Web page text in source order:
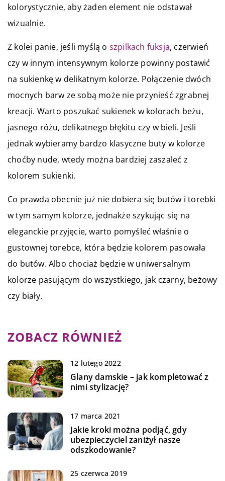
kolorystycznie, aby żaden element nie odstawał
wizualnie.
Z kolei panie, jeśli myślą o szpilkach fuksja, czerwień
czy w innym intensywnym kolorze powinny postawić
na sukienkę w delikatnym kolorze. Połączenie dwóch
mocnych barw ze sobą może nie przynieść zgrabnej
kreacji. Warto poszukać sukienek w kolorach beżu,
jasnego różu, delikatnego błękitu czy w bieli. Jeśli
jednak wybieramy bardzo klasyczne buty w kolorze
choćby nude, wtedy można bardziej zaszaleć z
kolorem sukienki.
Co prawda obecnie już nie dobiera się butów i torebki
w tym samym kolorze, jednakże szykując się na
eleganckie przyjęcie, warto pomyśleć właśnie o
gustownej torebce, która będzie kolorem pasowała
do butów. Albo chociaż będzie w uniwersalnym
kolorze pasującym do wszystkiego, jak czarny, beżowy
czy biały.
ZOBACZ RÓWNIEŻ
12 lutego 2022
Glany damskie – jak kompletować z
nimi stylizację?
17 marca 2021
Jakie kroki można podjąć, gdy
ubezpieczyciel zaniżył nasze
odszkodowanie?
25 czerwca 2019